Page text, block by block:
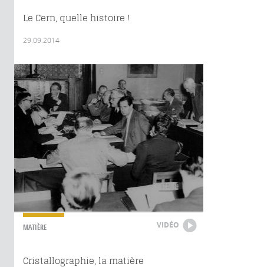
Le Cern, quelle histoire !
29.09.2014
MATIÈRE VIDÉO
Cristallographie, la matière